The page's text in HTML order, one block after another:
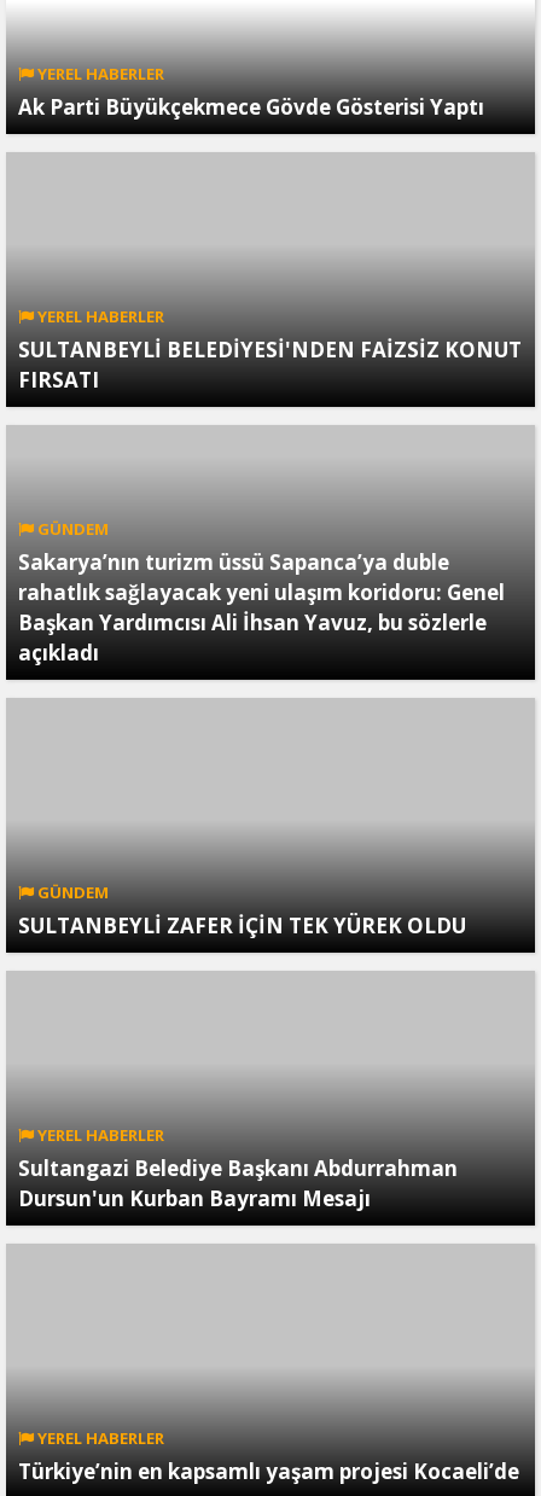
YEREL HABERLER
Ak Parti Büyükçekmece Gövde Gösterisi Yaptı
YEREL HABERLER
SULTANBEYLİ BELEDİYESİ'NDEN FAİZSİZ KONUT
FIRSATI
GÜNDEM
Sakarya’nın turizm üssü Sapanca’ya duble
rahatlık sağlayacak yeni ulaşım koridoru: Genel
Başkan Yardımcısı Ali İhsan Yavuz, bu sözlerle
açıkladı
GÜNDEM
SULTANBEYLİ ZAFER İÇİN TEK YÜREK OLDU
YEREL HABERLER
Sultangazi Belediye Başkanı Abdurrahman
Dursun'un Kurban Bayramı Mesajı
YEREL HABERLER
Türkiye’nin en kapsamlı yaşam projesi Kocaeli’de